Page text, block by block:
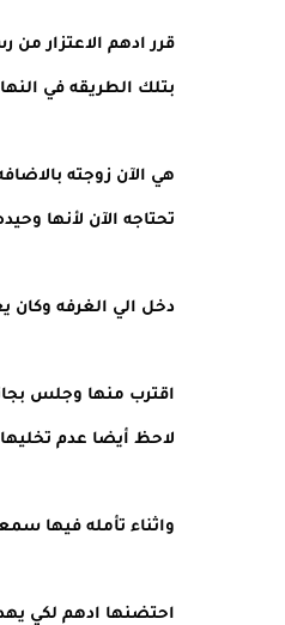
قرر ادهم الاعتزار
بتلك الطريقه في
هي الآن زوجته
تحتاجه الآن لأنها
دخل الي الغرفه وكان
اقترب منها وجلس
لاحظ أيضا عدم
واثناء تأمله فيها
احتضنها ادهم لكي